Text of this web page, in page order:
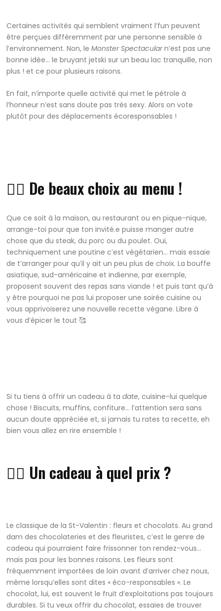
Certaines activités qui semblent vraiment l’fun peuvent
être perçues différemment par une personne sensible à
l’environnement. Non, leMonster Spectacularn’est pas une
bonne idée… le bruyant jetski sur un beau lac tranquille, non
plus ! et ce pour plusieurs raisons.
En fait, n’importe quelle activité qui met le pétrole à
l’honneur n’est sans doute pas très sexy. Alors on vote
plutôt pour des déplacements écoresponsables !
👍🏽 De beaux choix au menu !
Que ce soit à la maison, au restaurant ou en pique-nique,
arrange-toi pour que ton invité.e puisse manger autre
chose que du steak, du porc ou du poulet. Oui,
techniquement une poutine c’est végétarien… mais essaie
de t’arranger pour qu’il y ait un peu plus de choix. La bouffe
asiatique, sud-américaine et indienne, par exemple,
proposent souvent des repas sans viande ! et puis tant qu’à
y être pourquoi ne pas lui proposer une soirée cuisine ou
vous apprivoiserez une nouvelle recette végane. Libre à
vous d’épicer le tout 🥰
Si tu tiens à offrir un cadeau à tadate, cuisine-lui quelque
chose ! Biscuits, muffins, confiture… l’attention sera sans
aucun doute appréciée et, si jamais tu rates ta recette, eh
bien vous allez en rire ensemble !
👎🏼 Un cadeau à quel prix ?
Le classique de la St-Valentin : fleurs et chocolats. Au grand
dam des chocolateries et des fleuristes, c’est le genre de
cadeau qui pourraient faire frissonner ton rendez-vous…
mais pas pour les bonnes raisons. Les fleurs sont
fréquemment importées de loin avant d’arriver chez nous,
même lorsqu’elles sont dites « éco-responsables ». Le
chocolat, lui, est souvent le fruit d’exploitations pas toujours
durables. Si tu veux offrir du chocolat, essaies de trouver